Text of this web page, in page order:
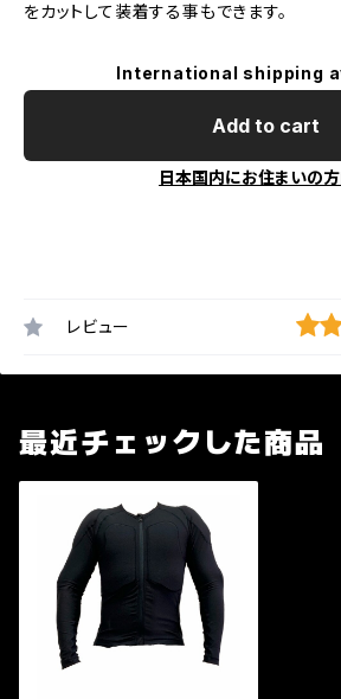
をカットして装着する事もできます。
International shipping
Add to cart
日本国内にお住まいの
レビュー
最近チェックした商品